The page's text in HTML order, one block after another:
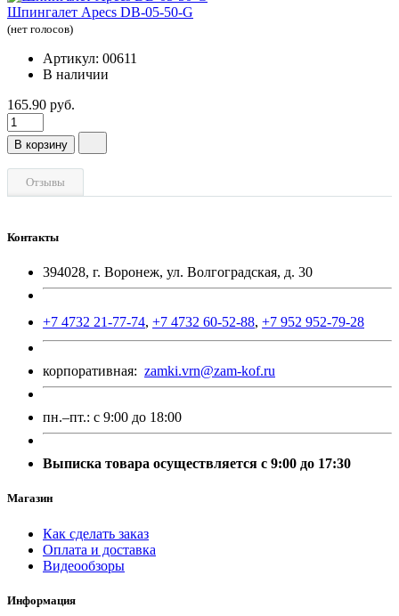
Шпингалет Apecs DB-05-50-G
(нет голосов)
Артикул: 00611
В наличии
165.90 руб.
В корзину
Отзывы
Контакты
394028, г. Воронеж, ул. Волгоградская, д. 30
+7 4732 21-77-74, +7 4732 60-52-88, +7 952 952-79-28
корпоративная: zamki.vrn@zam-kof.ru
пн.–пт.: с 9:00 до 18:00
Выписка товара осуществляется с 9:00 до 17:30
Магазин
Как сделать заказ
Оплата и доставка
Видеообзоры
Информация